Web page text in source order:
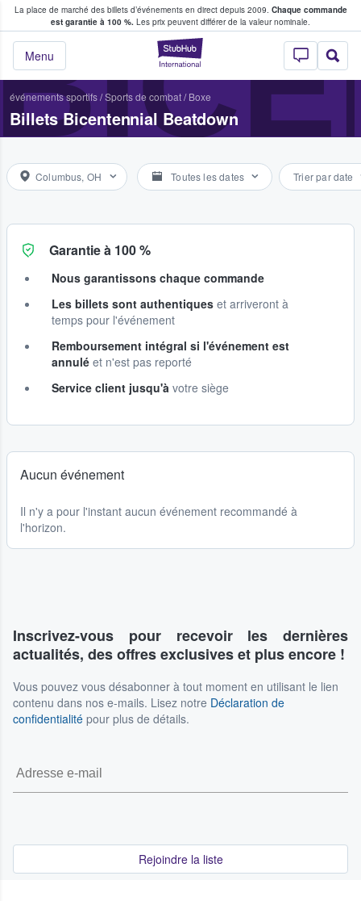
La place de marché des billets d’événements en direct depuis 2009. Chaque commande
est garantie à 100 %. Les prix peuvent différer de la valeur nominale.
StubHub - Où
Menu
fans achètent et vendent des billets
événements sportifs/Sports de combat/ Boxe
Billets Bicentennial Beatdown
Columbus, OH Toutes les dates Trier par date
Garantie à 100 %
Nous garantissons chaque commande
Les billets sont authentiques et arriveront à
temps pour l'événement
Remboursement intégral si l'événement est
annulé et n'est pas reporté
Service client jusqu'à votre siège
Aucun événement
Il n'y a pour l'instant aucun événement recommandé à
l'horizon.
Inscrivez-vous pour recevoir les dernières
actualités, des offres exclusives et plus encore !
Vous pouvez vous désabonner à tout moment en utilisant le lien
contenu dans nos e-mails. Lisez notre Déclaration de
confidentialité pour plus de détails.
Rejoindre la liste